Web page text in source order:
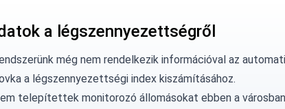
a légszennyezettségről
még nem rendelkezik információval az
a légszennyezettségi index kiszámításához.
telepítettek monitorozó állomásokat ebben a